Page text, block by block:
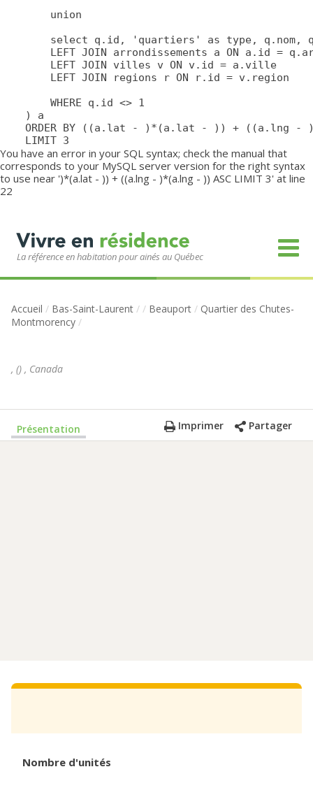
	LIMIT 3
You have an error in your SQL syntax; check the manual that
corresponds to your MySQL server version for the right syntax
to use near ')*(a.lat - )) + ((a.lng - )*(a.lng - )) ASC LIMIT 3' at line
22
La référence en habitation pour ainés au Québec
Accueil / Bas-Saint-Laurent / / Beauport / Quartier des Chutes-
Montmorency /
, () , Canada
Présentation Imprimer Partager
Nombre d'unités